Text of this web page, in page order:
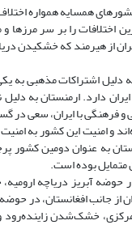
همسایه همواره
اختلافات را بر سر مرزها
از هیرمند که خشکیدن
اشتراکات مذهبی به یکی
دارد. ارمنستان به دلیل
با ایران، سعی در
و امنیت این کشور به
به عنوان دومین کشور
متمایل بوده است.
آبریز دریاچه
جانب افغانستان، در
خشک‌شدن زاینده‌رود و